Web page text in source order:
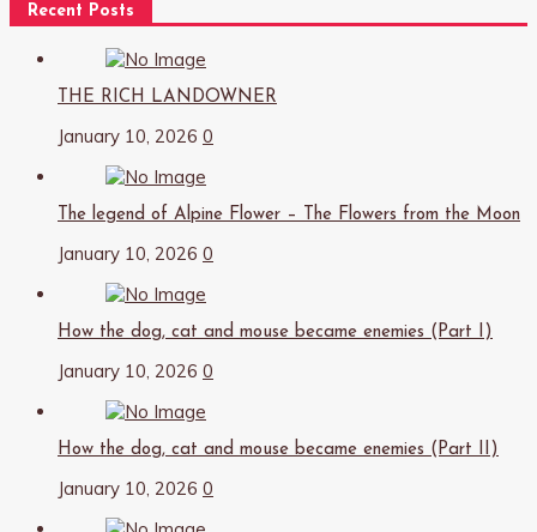
Recent Posts
THE RICH LANDOWNER
January 10, 2026 0
The legend of Alpine Flower – The Flowers from the Moon
January 10, 2026 0
How the dog, cat and mouse became enemies (Part I)
January 10, 2026 0
How the dog, cat and mouse became enemies (Part II)
January 10, 2026 0